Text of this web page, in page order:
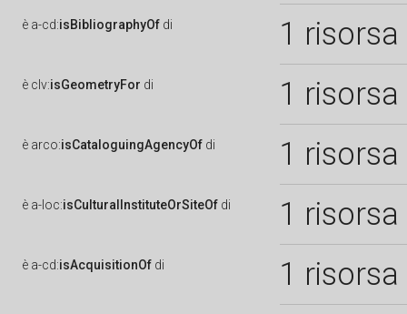
è a-cd:isBibliographyOf di 1 risorsa
è clv:isGeometryFor di 1 risorsa
è arco:isCataloguingAgencyOf di 1 risorsa
è a-loc:isCulturalInstituteOrSiteOf di 1 risorsa
è a-cd:isAcquisitionOf di 1 risorsa